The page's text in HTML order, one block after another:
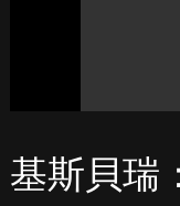
基斯貝瑞